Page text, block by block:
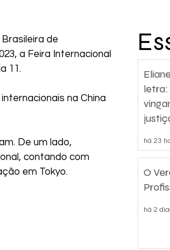
de
a Feira Internacional
11.
na China
De um lado,
contando com
em Tokyo.
letra:
há 23
O
há 2